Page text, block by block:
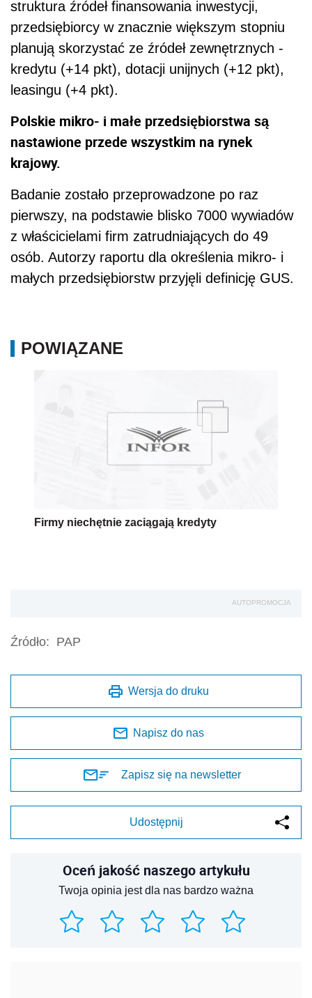
struktura źródeł finansowania inwestycji,
przedsiębiorcy w znacznie większym stopniu
planują skorzystać ze źródeł zewnętrznych -
kredytu (+14 pkt), dotacji unijnych (+12 pkt),
leasingu (+4 pkt).
Polskie mikro- i małe przedsiębiorstwa są
nastawione przede wszystkim na rynek
krajowy.
Badanie zostało przeprowadzone po raz
pierwszy, na podstawie blisko 7000 wywiadów
z właścicielami firm zatrudniających do 49
osób. Autorzy raportu dla określenia mikro- i
małych przedsiębiorstw przyjęli definicję GUS.
POWIĄZANE
Firmy niechętnie zaciągają kredyty
AUTOPROMOCJA
Źródło: PAP
Wersja do druku
Napisz do nas
Zapisz się na newsletter
Udostępnij
Oceń jakość naszego artykułu
Twoja opinia jest dla nas bardzo ważna